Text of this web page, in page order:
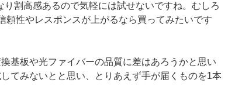
り割高感あるので気軽には試せないですね。むしろ
頼性やレスポンスが上がるなら買ってみたいです
基板や光ファイバーの品質に差はあろうかと思い
てみないとと思い、とりあえず手が届くものを1本